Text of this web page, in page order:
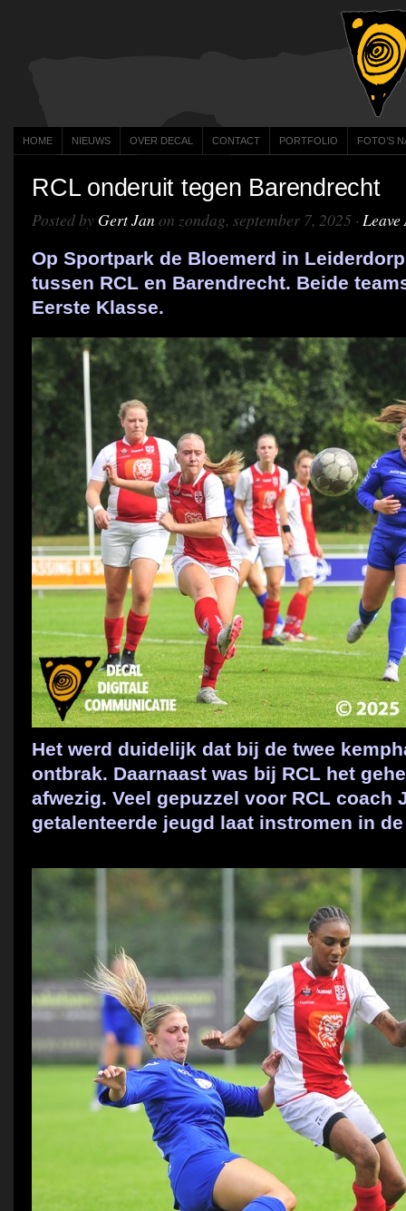
HOME NIEUWS OVER DECAL CONTACT PORTFOLIO FOTO’S
RCL onderuit tegen Barendrecht
Posted by Gert Jan on zondag, september 7, 2025 · Leave
Op Sportpark de Bloemerd in
tussen RCL en Barendrecht. Beide
Eerste Klasse.
Het werd duidelijk dat bij de twee
ontbrak. Daarnaast was bij RCL het
afwezig. Veel gepuzzel voor RCL coach
getalenteerde jeugd laat instromen in